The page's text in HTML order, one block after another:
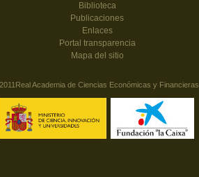
Biblioteca
Publicaciones
Enlaces
Portal transparencia
Mapa del sitio
Academia de Ciencias Económicas y Financieras